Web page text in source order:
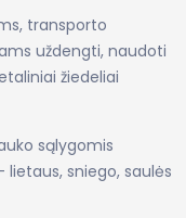
transporto
uždengti, naudoti
žiedeliai
sąlygomis
sniego, saulės